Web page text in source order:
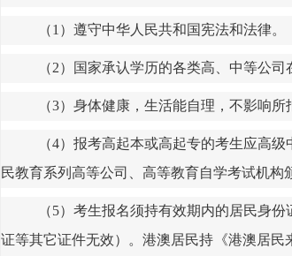
（1）遵守中华人民共和国宪法和法律。
（2）国家承认学历的各类高、中等公司
（3）身体健康，生活能自理，不影响所
（4）报考高起本或高起专的考生应高
民教育系列高等公司、高等教育自学考试机构
（5）考生报名须持有效期内的居民身
证等其它证件无效）。港澳居民持《港澳居